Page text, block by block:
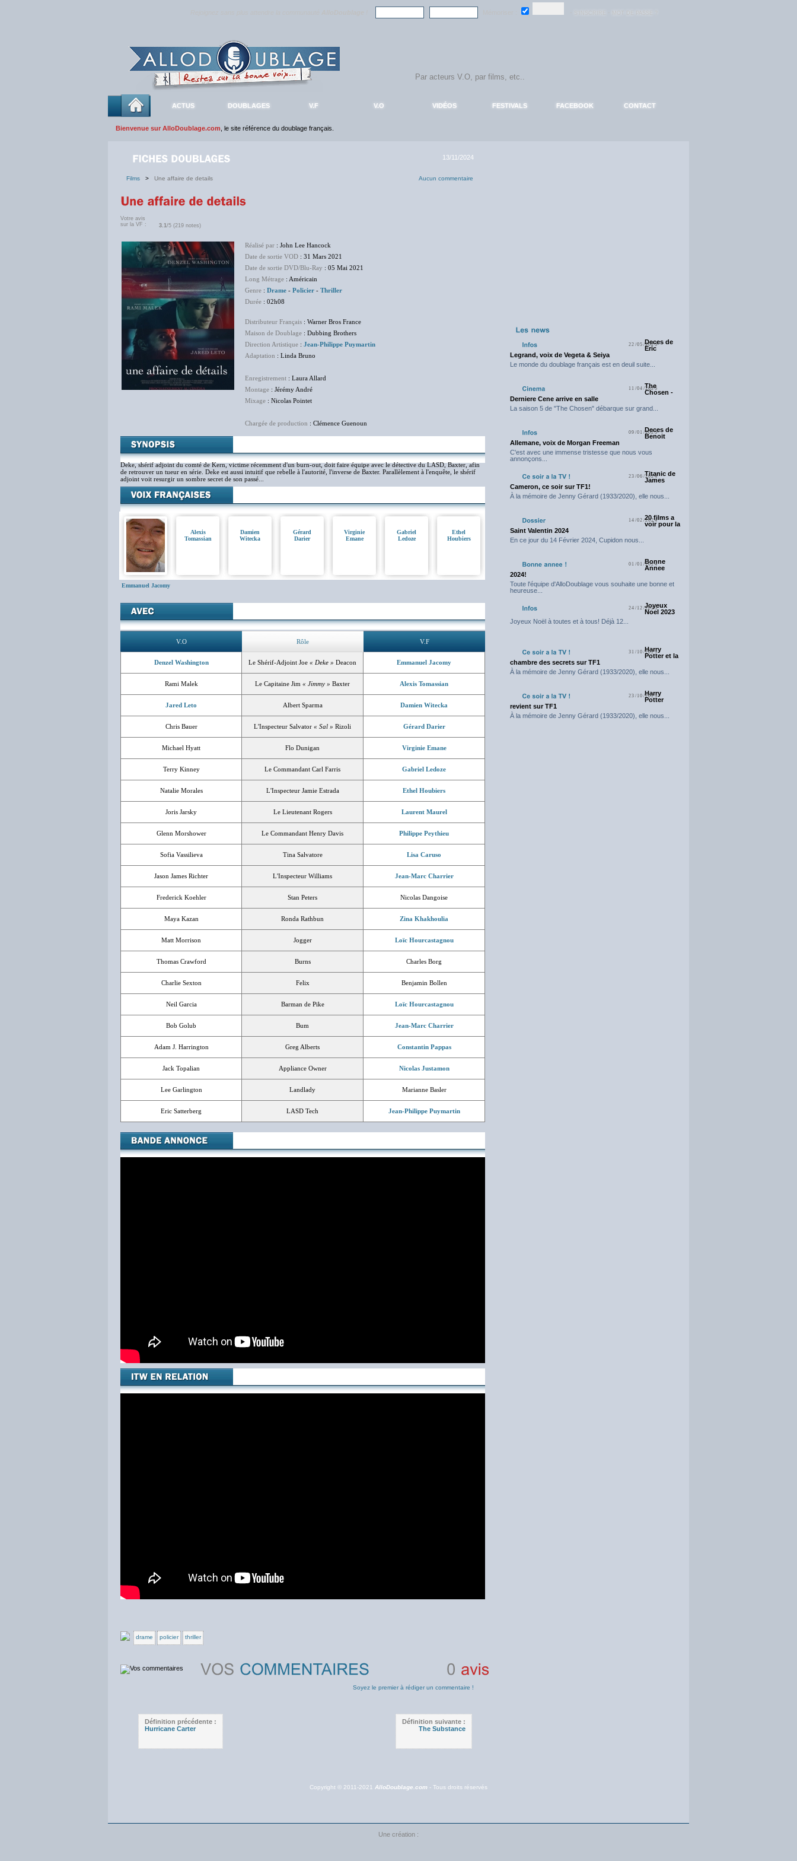
ACTUS DOUBLAGES V.F V.O VIDÉOS FESTIVALS FACEBOOK CONTACT
Bienvenue sur AlloDoublage.com , le site référence du doublage français.
13/11/2024
Films > Une affaire de details Aucun commentaire
Votre avis
sur la VF :
3.1/5 (219 notes)
Réalisé par : John Lee Hancock
Date de sortie VOD : 31 Mars 2021
Date de sortie DVD/Blu-Ray : 05 Mai 2021
Long Métrage : Américain
Genre : Drame - Policier - Thriller
Durée : 02h08
Distributeur Français : Warner Bros France
Maison de Doublage : Dubbing Brothers
Direction Artistique : Jean-Philippe Puymartin
Adaptation : Linda Bruno
Enregistrement : Laura Allard
Montage : Jérémy André
Mixage : Nicolas Pointet
Chargée de production : Clémence Guenoun
Deke, shérif adjoint du comté de Kern, victime récemment d'un burn-out, doit faire équipe avec le détective du LASD, Baxter, afin
de retrouver un tueur en série. Deke est aussi intuitif que rebelle à l'autorité, l'inverse de Baxter. Parallèlement à l'enquête, le shérif
adjoint voit resurgir un sombre secret de son passé...
Emmanuel Jacomy
Alexis
Tomassian
Damien
Witecka
Gérard
Darier
Virginie
Emane
Gabriel
Ledoze
Ethel
Houbiers
V.O Rôle V.F
Denzel Washington Le Shérif-Adjoint Joe « Deke » Deacon Emmanuel Jacomy
Rami Malek Le Capitaine Jim « Jimmy » Baxter Alexis Tomassian
Jared Leto Albert Sparma Damien Witecka
Chris Bauer L'Inspecteur Salvator « Sal » Rizoli Gérard Darier
Michael Hyatt Flo Dunigan Virginie Emane
Terry Kinney Le Commandant Carl Farris Gabriel Ledoze
Natalie Morales L'Inspecteur Jamie Estrada Ethel Houbiers
Joris Jarsky Le Lieutenant Rogers Laurent Maurel
Glenn Morshower Le Commandant Henry Davis Philippe Peythieu
Sofia Vassilieva Tina Salvatore Lisa Caruso
Jason James Richter L'Inspecteur Williams Jean-Marc Charrier
Frederick Koehler Stan Peters Nicolas Dangoise
Maya Kazan Ronda Rathbun Zina Khakhoulia
Matt Morrison Jogger Loïc Hourcastagnou
Thomas Crawford Burns Charles Borg
Charlie Sexton Felix Benjamin Bollen
Neil Garcia Barman de Pike Loïc Hourcastagnou
Bob Golub Bum Jean-Marc Charrier
Adam J. Harrington Greg Alberts Constantin Pappas
Jack Topalian Appliance Owner Nicolas Justamon
Lee Garlington Landlady Marianne Basler
Eric Satterberg LASD Tech Jean-Philippe Puymartin
drame policier thriller
Soyez le premier à rédiger un commentaire !
Définition précédente :
Hurricane Carter
Définition suivante :
The Substance
22/05/2025Deces de
Eric
Legrand, voix de Vegeta & Seiya
Le monde du doublage français est en deuil suite...
11/04/2025
The
Chosen -
Derniere Cene arrive en salle
La saison 5 de "The Chosen" débarque sur grand...
09/01/2025Deces de
Benoit
Allemane, voix de Morgan Freeman
C'est avec une immense tristesse que nous vous
annonçons...
23/06/2024Titanic de
James
Cameron, ce soir sur TF1!
À la mémoire de Jenny Gérard (1933/2020), elle nous...
14/02/202420 films a
voir pour la
Saint Valentin 2024
En ce jour du 14 Février 2024, Cupidon nous...
01/01/2024
Bonne
Annee
2024!
Toute l'équipe d'AlloDoublage vous souhaite une bonne et
heureuse...
24/12/2023
Joyeux
Noel 2023
Joyeux Noël à toutes et à tous! Déjà 12...
31/10/2023
Harry
Potter et la
chambre des secrets sur TF1
À la mémoire de Jenny Gérard (1933/2020), elle nous...
23/10/2023
Harry
Potter
revient sur TF1
À la mémoire de Jenny Gérard (1933/2020), elle nous...
Copyright © 2011-2021 AlloDoublage.com - Tous droits réservés
Une création :